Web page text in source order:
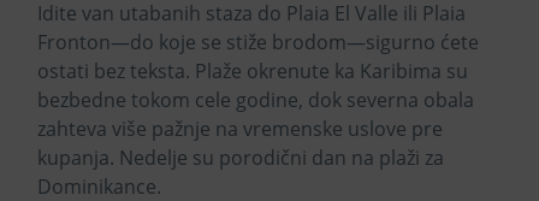
Idite van utabanih staza do Plaia El Valle ili Plaia
Fronton—do koje se stiže brodom—sigurno ćete
ostati bez teksta. Plaže okrenute ka Karibima su
bezbedne tokom cele godine, dok severna obala
zahteva više pažnje na vremenske uslove pre
kupanja. Nedelje su porodični dan na plaži za
Dominikance.